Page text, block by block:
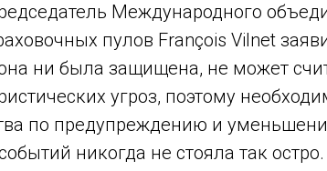
Международного
пулов François Vilnet
ни была защищена, не может
угроз, поэтому
по предупреждению и
никогда не стояла так остро.